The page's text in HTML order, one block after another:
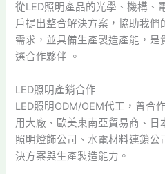
從LED照明產品的光學、機構、
戶提出整合解決方案，協助我們
需求，並具備生產製造產能，是
選合作夥伴 。
LED照明產銷合作
LED照明ODM/OEM代工，曾合
用大廠、歐美東南亞貿易商、日
照明燈飾公司、水電材料連鎖
決方案與生產製造能力。